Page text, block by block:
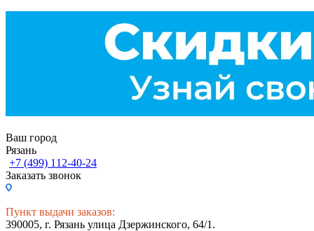
Ваш город
Рязань
+7 (499) 112-40-24
Заказать звонок
Пункт выдачи заказов:
390005, г. Рязань улица Дзержинского, 64/1.